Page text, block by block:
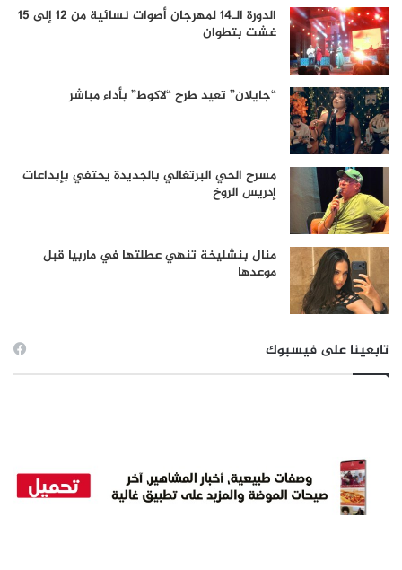
الدورة الـ14 لمهرجان أصوات نسائية من 12 إلى 15
غشت بتطوان
“جايلان” تعيد طرح “لاكوط” بأداء مباشر
مسرح الحي البرتغالي بالجديدة يحتفي بإبداعات
إدريس الروخ
منال بنشليخة تنهي عطلتها في ماربيا قبل
موعدها
تابعينا على فيسبوك